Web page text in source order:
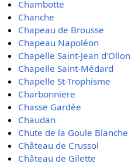
Chambotte
Chanche
Chapeau de Brousse
Chapeau Napoléon
Chapelle Saint-Jean d'Ollon
Chapelle Saint-Médard
Chapelle St-Trophisme
Charbonniere
Chasse Gardée
Chaudan
Chute de la Goule Blanche
Château de Crussol
Château de Gilette